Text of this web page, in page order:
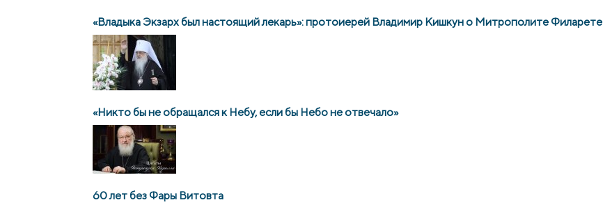
«Владыка Экзарх был настоящий лекарь»: протоиерей Владимир Кишкун о Митрополите Филарете
«Никто бы не обращался к Небу, если бы Небо не отвечало»
60 лет без Фары Витовта